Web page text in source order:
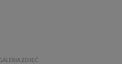
ZDJĘĆ